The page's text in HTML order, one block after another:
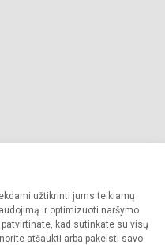
užtikrinti jums teikiamų
ir optimizuoti naršymo
patvirtinate, kad sutinkate su visų
atšaukti arba pakeisti savo
Visos teisės saugomos.
sutikimo griežtai draudžiama.
Slapukų valdymas